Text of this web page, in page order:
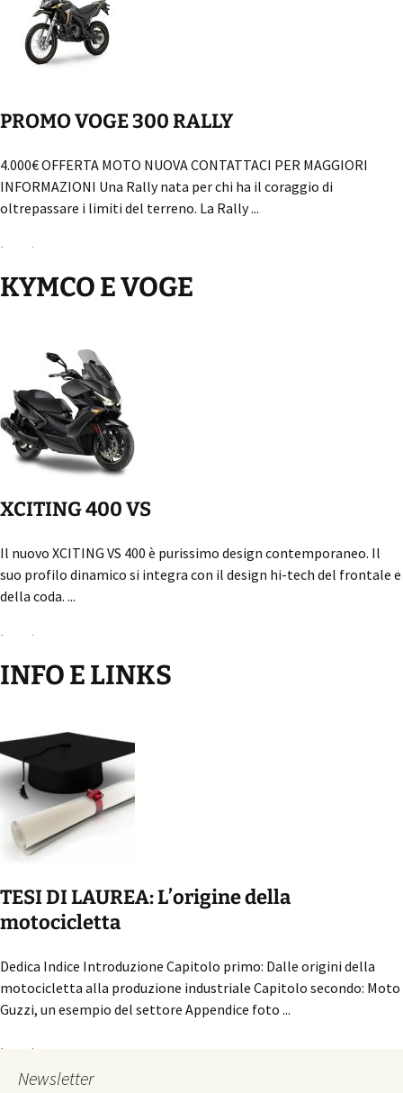
PROMO VOGE 300 RALLY
4.000€ OFFERTA MOTO NUOVA CONTATTACI PER MAGGIORI
INFORMAZIONI Una Rally nata per chi ha il coraggio di
oltrepassare i limiti del terreno. La Rally ...
Leggi...
KYMCO E VOGE
XCITING 400 VS
Il nuovo XCITING VS 400 è purissimo design contemporaneo. Il
suo profilo dinamico si integra con il design hi-tech del frontale e
della coda. ...
Leggi...
INFO E LINKS
TESI DI LAUREA: L’origine della
motocicletta
Dedica Indice Introduzione Capitolo primo: Dalle origini della
motocicletta alla produzione industriale Capitolo secondo: Moto
Guzzi, un esempio del settore Appendice foto ...
Leggi...
Newsletter